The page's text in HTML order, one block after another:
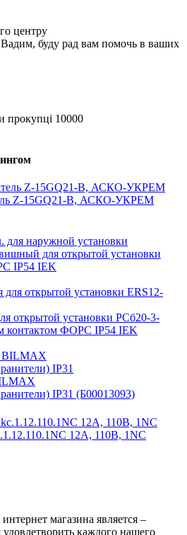
Вадим, буду рад вам помочь в ваших
прокупці 10000
Z-15GQ21-B, АСКО-УКРЕМ
для открытой установки
IP54 IEK
открытой установки РСб20-3-
контактом ФОРС IP54 IEK
IP31 (Б00013093)
12А, 110В, 1NС
магазина является –
каждого нашего